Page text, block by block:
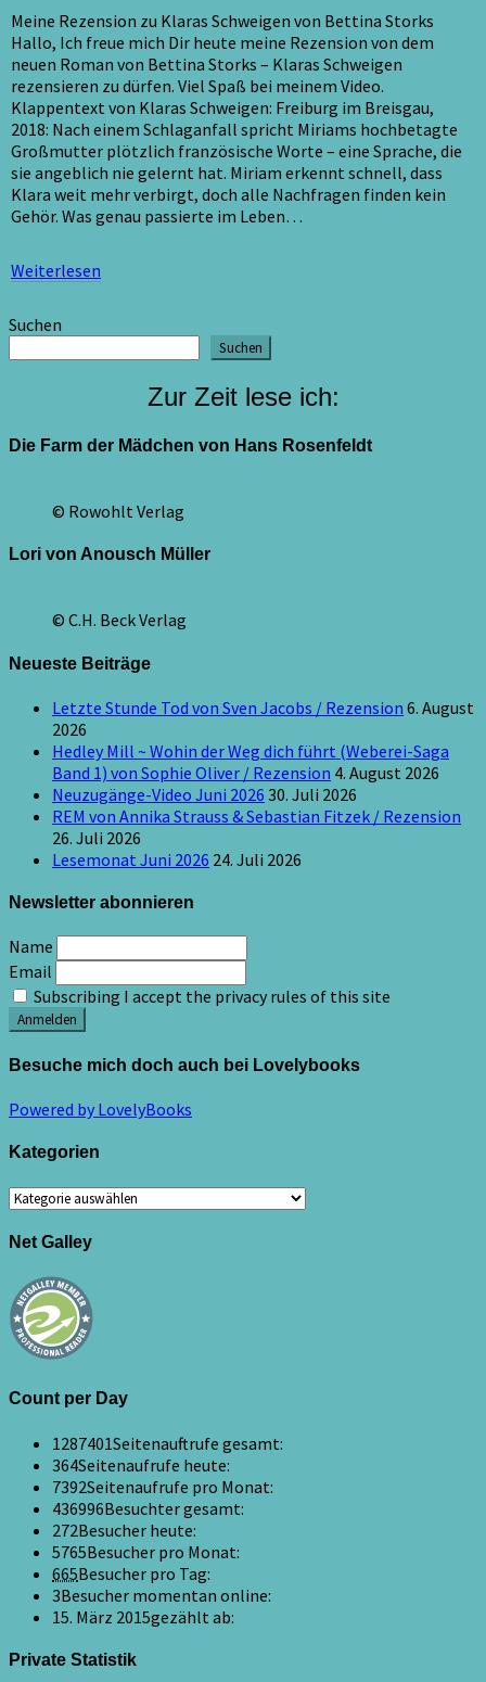
Meine Rezension zu Klaras Schweigen von Bettina Storks
Hallo, Ich freue mich Dir heute meine Rezension von dem
neuen Roman von Bettina Storks – Klaras Schweigen
rezensieren zu dürfen. Viel Spaß bei meinem Video.
Klappentext von Klaras Schweigen: Freiburg im Breisgau,
2018: Nach einem Schlaganfall spricht Miriams hochbetagte
Großmutter plötzlich französische Worte – eine Sprache, die
sie angeblich nie gelernt hat. Miriam erkennt schnell, dass
Klara weit mehr verbirgt, doch alle Nachfragen finden kein
Gehör. Was genau passierte im Leben…
Weiterlesen
Suchen
Suchen
Zur Zeit lese ich:
Die Farm der Mädchen von Hans Rosenfeldt
© Rowohlt Verlag
Lori von Anousch Müller
© C.H. Beck Verlag
Neueste Beiträge
Letzte Stunde Tod von Sven Jacobs / Rezension 6. August
2026
Hedley Mill ~ Wohin der Weg dich führt (Weberei-Saga
Band 1) von Sophie Oliver / Rezension 4. August 2026
Neuzugänge-Video Juni 2026 30. Juli 2026
REM von Annika Strauss & Sebastian Fitzek / Rezension
26. Juli 2026
Lesemonat Juni 2026 24. Juli 2026
Newsletter abonnieren
Name
Email
Subscribing I accept the privacy rules of this site
Besuche mich doch auch bei Lovelybooks
Powered by LovelyBooks
Kategorien
Kategorien
Net Galley
Count per Day
1287401Seitenauftrufe gesamt:
364Seitenaufrufe heute:
7392Seitenaufrufe pro Monat:
436996Besuchter gesamt:
272Besucher heute:
5765Besucher pro Monat:
665Besucher pro Tag:
3Besucher momentan online:
15. März 2015gezählt ab:
Private Statistik